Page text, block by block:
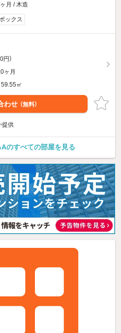
月 / 木造
ックス
円）
ヶ月
㎡
わせ （無料）
提供
Aのすべての部屋を見る